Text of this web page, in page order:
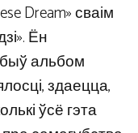
Dream» сваім
Ён
альбом
здаецца,
ўсё гэта